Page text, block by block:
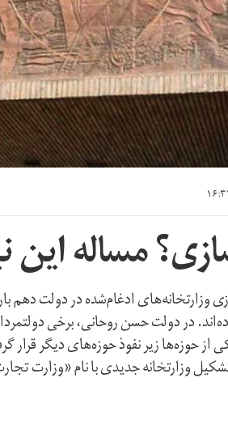
مساله
ادغام‌شده در دولت دهم
در دولت حسن روحانی، برخی
حوزه‌ها زیر نفوذ حوزه‌های دیگر قرار
وزارتخانه جدیدی با نام «وزارت